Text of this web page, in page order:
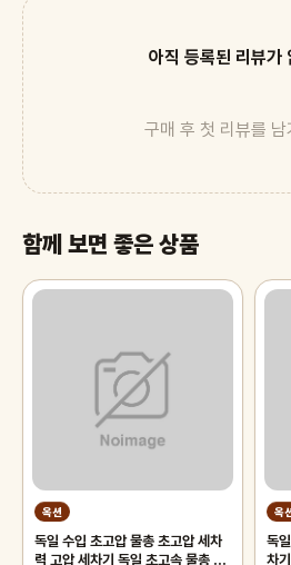
아직 등록된 리뷰가
구매 후 첫 리뷰를 남
함께 보면 좋은 상품
옥션
독일 수입 초고압 물총 초고압 세차
력 고압 세차기 독일 초고속 물총 산
옥
독
차